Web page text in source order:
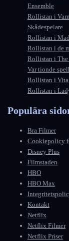
Ensemble
Rollistan i
Skådespelare
Rollistan i
Rollistan i de
Rollistan i The
Var tionde
Rollistan i Vita
Rollistan i
Populära
Bra Filmer
Cookiepolicy
Disney Plus
Filmstaden
HBO
HBO Max
Kontakt
Netflix
Netflix Filmer
Netflix Priser